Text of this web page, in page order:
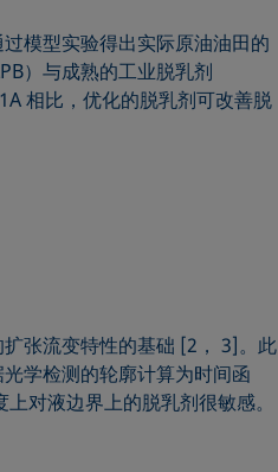
模型实验得出实际原油油田的
）与成熟的工业脱乳剂
相比，优化的脱乳剂可改善脱
张流变特性的基础 [2， 3]。此
学检测的轮廓计算为时间函
对液边界上的脱乳剂很敏感。